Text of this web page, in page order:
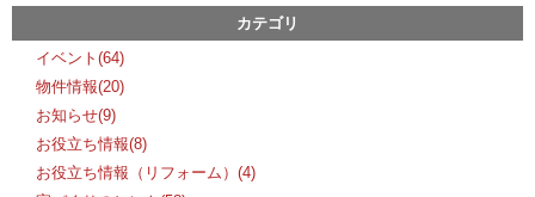
カテゴリ
イベント(64)
物件情報(20)
お知らせ(9)
お役立ち情報(8)
お役立ち情報（リフォーム）(4)